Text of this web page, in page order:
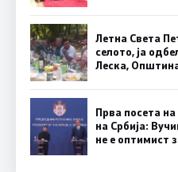
Летна Света
селото, ја
Леска,
Прва посета
на Србија:
не е оптимист